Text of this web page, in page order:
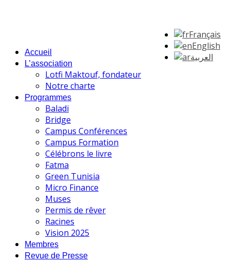
Français
English
العربية
Accueil
L’association
Lotfi Maktouf, fondateur
Notre charte
Programmes
Baladi
Bridge
Campus Conférences
Campus Formation
Célébrons le livre
Fatma
Green Tunisia
Micro Finance
Muses
Permis de rêver
Racines
Vision 2025
Membres
Revue de Presse